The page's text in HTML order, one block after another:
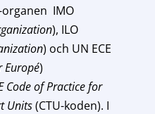
IMO
), ILO
) och UN ECE
Europé)
Code of Practice for
Units(CTU-koden). I